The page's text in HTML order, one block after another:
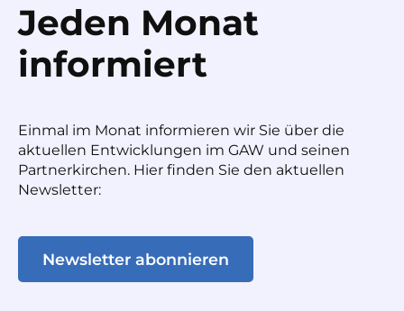
Jeden Monat
informiert
Einmal im Monat informieren wir Sie über die
aktuellen Entwicklungen im GAW und seinen
Partnerkirchen. Hier finden Sie den aktuellen
Newsletter:
Newsletter abonnieren